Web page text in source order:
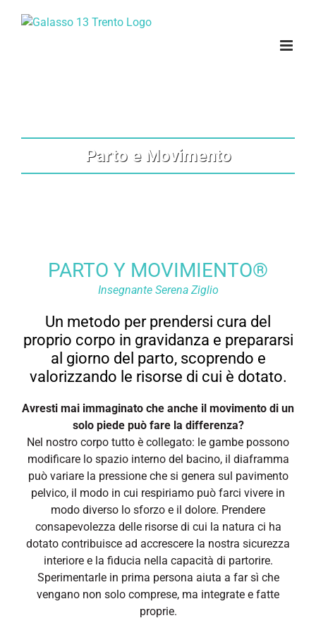
Parto e Movimento
PARTO Y MOVIMIENTO®
Insegnante Serena Ziglio
Un metodo per prendersi cura del
proprio corpo in gravidanza e prepararsi
al giorno del parto, scoprendo e
valorizzando le risorse di cui è dotato.
Avresti mai immaginato che anche il movimento di un
solo piede può fare la differenza?
Nel nostro corpo tutto è collegato: le gambe possono
modificare lo spazio interno del bacino, il diaframma
può variare la pressione che si genera sul pavimento
pelvico, il modo in cui respiriamo può farci vivere in
modo diverso lo sforzo e il dolore. Prendere
consapevolezza delle risorse di cui la natura ci ha
dotato contribuisce ad accrescere la nostra sicurezza
interiore e la fiducia nella capacità di partorire.
Sperimentarle in prima persona aiuta a far sì che
vengano non solo comprese, ma integrate e fatte
proprie.